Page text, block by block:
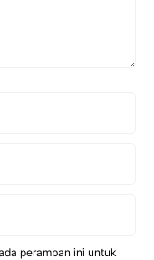
peramban ini untuk